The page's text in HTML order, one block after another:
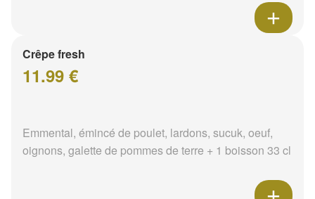
Crêpe fresh
11.99 €
Emmental, émincé de poulet, lardons, sucuk, oeuf,
oignons, galette de pommes de terre + 1 boisson 33 cl